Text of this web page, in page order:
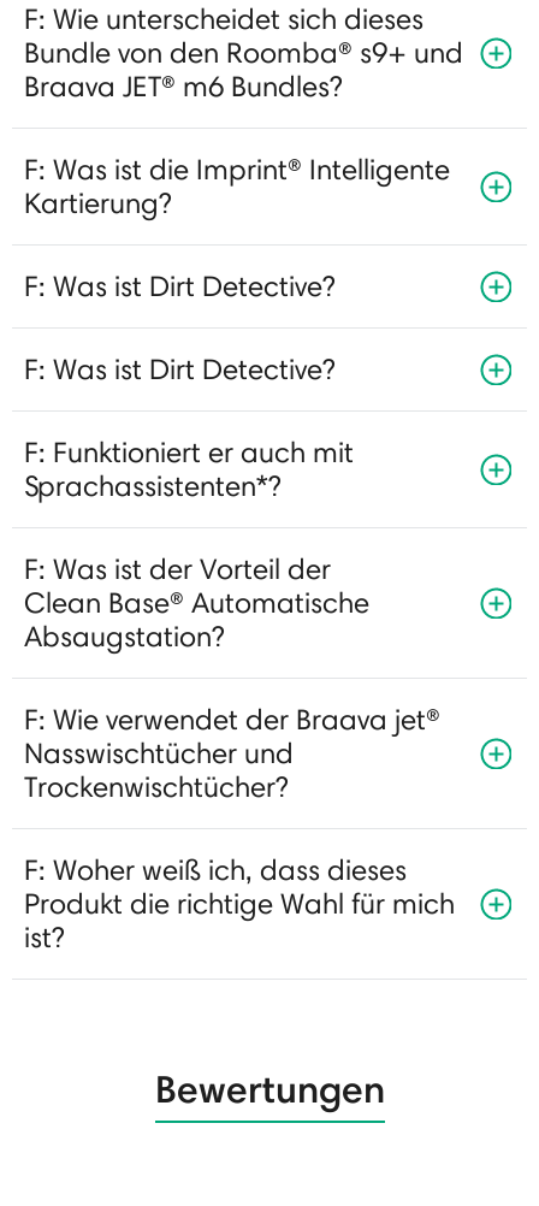
F: Wie unterscheidet sich dieses
Bundle von den Roomba® s9+ und
Braava JET® m6 Bundles?
F: Was ist die Imprint® Intelligente
Kartierung?
F: Was ist Dirt Detective?
F: Was ist Dirt Detective?
F: Funktioniert er auch mit
Sprachassistenten*?
F: Was ist der Vorteil der
Clean Base® Automatische
Absaugstation?
F: Wie verwendet der Braava jet®
Nasswischtücher und
Trockenwischtücher?
F: Woher weiß ich, dass dieses
Produkt die richtige Wahl für mich
ist?
Bewertungen